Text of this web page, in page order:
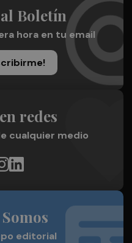
Boletín
hora en tu email
redes
cualquier medio
editorial